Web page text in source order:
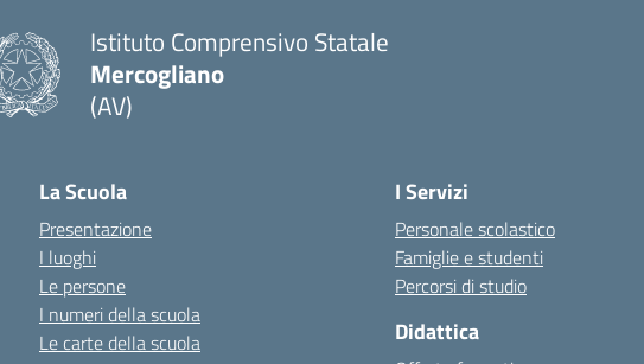
Istituto Comprensivo Statale
Mercogliano
(AV)
La Scuola
Presentazione
I luoghi
Le persone
I numeri della scuola
Le carte della scuola
I Servizi
Personale scolastico
Famiglie e studenti
Percorsi di studio
Didattica